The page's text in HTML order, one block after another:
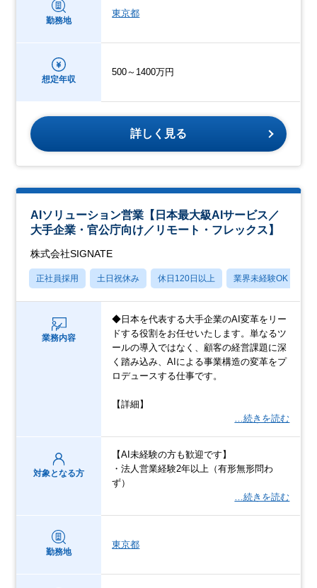
勤務地
東京都
想定年収
500～1400万円
詳しく見る
AIソリューション営業【日本最大級AIサービス／
大手企業・官公庁向け／リモート・フレックス】
株式会社SIGNATE
正社員採用 土日祝休み 休日120日以上 業界未経験OK
業務内容
◆日本を代表する大手企業のAI変革をリー
ドする役割をお任せいたします。単なるツ
ールの導入ではなく、顧客の経営課題に深
く踏み込み、AIによる事業構造の変革をプ
ロデュースする仕事です。
【詳細】
…続きを読む
対象となる方
【AI未経験の方も歓迎です】
・法人営業経験2年以上（有形無形問わ
ず）
…続きを読む
勤務地
東京都